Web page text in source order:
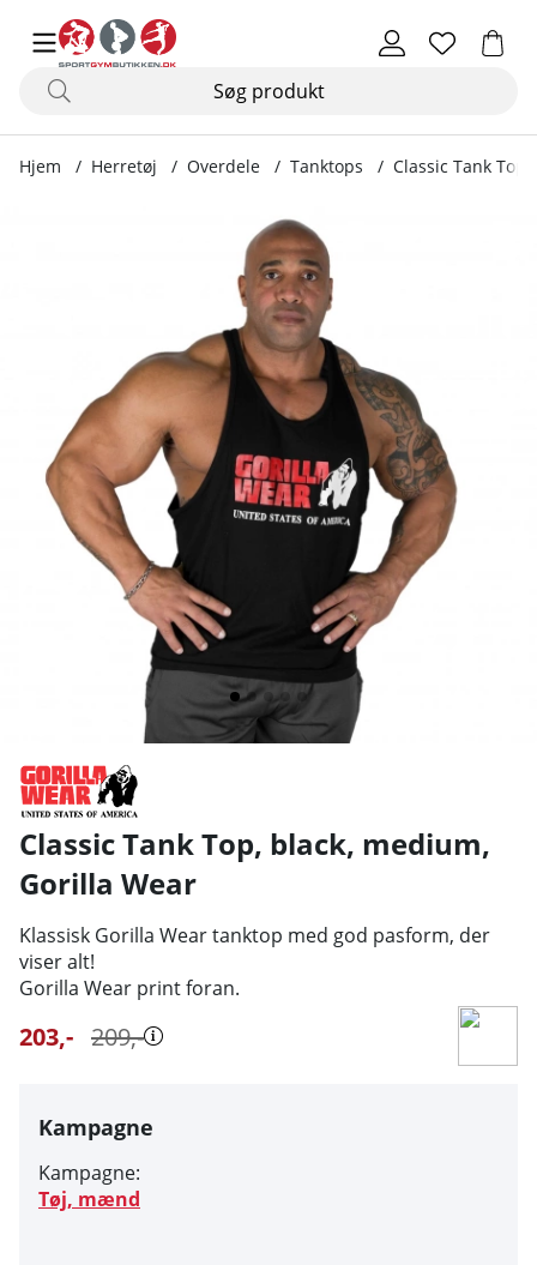
Hjem Herretøj Overdele Tanktops Classic Tank Top,
Produktbilleder Classic Tank Top, black
Classic Tank Top, black, medium,
Gorilla Wear
Klassisk Gorilla Wear tanktop med god pasform, der
viser alt!
Gorilla Wear print foran.
209,-
203,-
Kampagne
Kampagne:
Tøj, mænd